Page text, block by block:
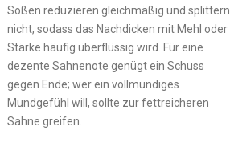
Soßen reduzieren gleichmäßig und splittern
nicht, sodass das Nachdicken mit Mehl oder
Stärke häufig überflüssig wird. Für eine
dezente Sahnenote genügt ein Schuss
gegen Ende; wer ein vollmundiges
Mundgefühl will, sollte zur fettreicheren
Sahne greifen.